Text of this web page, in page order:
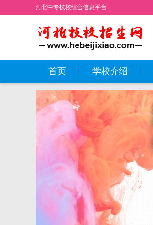
河北中专技校综合信息平台
首页 学校介绍